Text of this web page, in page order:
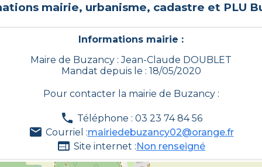
mairie, urbanisme, cadastre et PLU
Informations mairie :
Maire de Buzancy : Jean-Claude DOUBLET
Mandat depuis le : 18/05/2020
Pour contacter la mairie de Buzancy:
Téléphone : 03 23 74 84 56
Courriel :mairiedebuzancy02@orange.fr
Site internet :Non renseigné